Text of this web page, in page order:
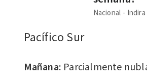
Nacional
Pacífico Sur
Mañana: Parcialmente